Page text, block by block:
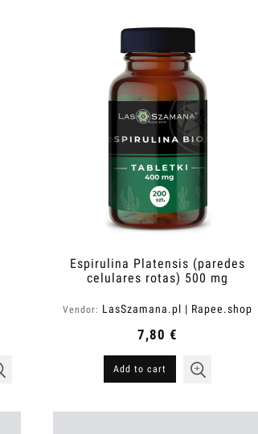
Espirulina Platensis (paredes
celulares rotas) 500 mg
Vendor: LasSzamana.pl | Rapee.shop
7,80 €
Add to cart